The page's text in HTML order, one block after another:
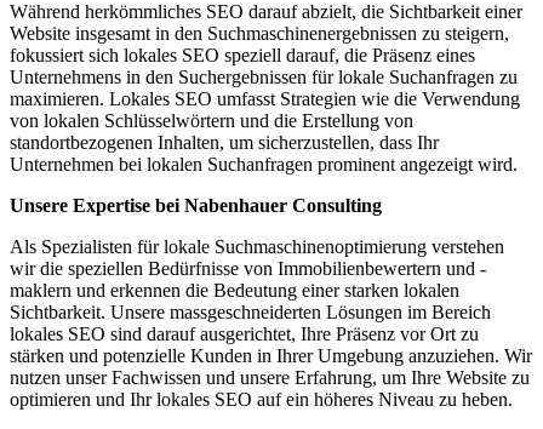
Während herkömmliches SEO darauf abzielt, die Sichtbarkeit einer
Website insgesamt in den Suchmaschinenergebnissen zu steigern,
fokussiert sich lokales SEO speziell darauf, die Präsenz eines
Unternehmens in den Suchergebnissen für lokale Suchanfragen zu
maximieren. Lokales SEO umfasst Strategien wie die Verwendung
von lokalen Schlüsselwörtern und die Erstellung von
standortbezogenen Inhalten, um sicherzustellen, dass Ihr
Unternehmen bei lokalen Suchanfragen prominent angezeigt wird.
Unsere Expertise bei Nabenhauer Consulting
Als Spezialisten für lokale Suchmaschinenoptimierung verstehen
wir die speziellen Bedürfnisse von Immobilienbewertern und -
maklern und erkennen die Bedeutung einer starken lokalen
Sichtbarkeit. Unsere massgeschneiderten Lösungen im Bereich
lokales SEO sind darauf ausgerichtet, Ihre Präsenz vor Ort zu
stärken und potenzielle Kunden in Ihrer Umgebung anzuziehen. Wir
nutzen unser Fachwissen und unsere Erfahrung, um Ihre Website zu
optimieren und Ihr lokales SEO auf ein höheres Niveau zu heben.